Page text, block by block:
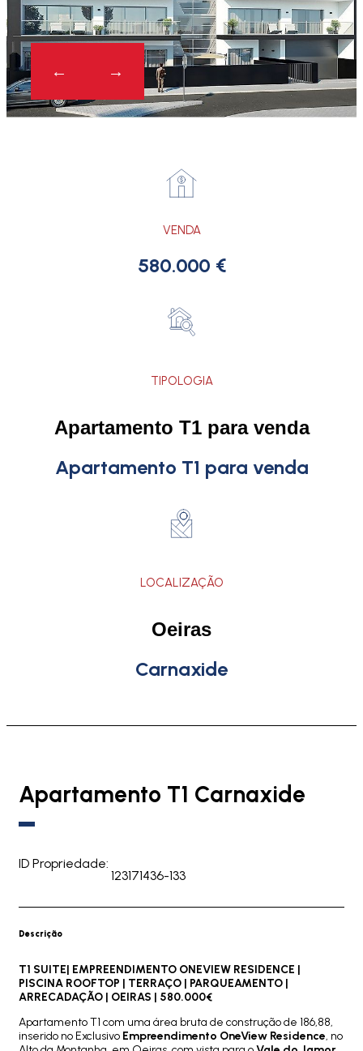
VENDA
580.000 €
TIPOLOGIA
Apartamento T1 para venda
Apartamento T1 para venda
LOCALIZAÇÃO
Oeiras
Carnaxide
Apartamento T1 Carnaxide
ID Propriedade:
123171436-133
Descrição
T1 SUITE| EMPREENDIMENTO ONEVIEW RESIDENCE |
PISCINA ROOFTOP | TERRAÇO | PARQUEAMENTO |
ARRECADAÇÃO | OEIRAS | 580.000€
Apartamento T1 com uma área bruta de construção de 186,88,
inserido no Exclusivo Empreendimento OneView Residence, no